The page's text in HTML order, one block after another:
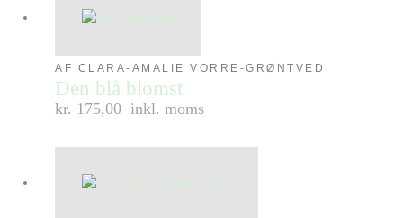
AF CLARA-AMALIE VORRE-GRØNTVED
Den blå blomst
kr. 175,00 inkl. moms